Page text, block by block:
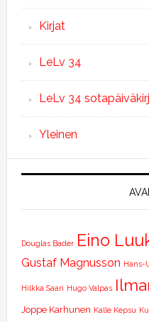
Kirjat
LeLv 34
LeLv 34
Yleinen
Douglas Bader Eino
Gustaf Magnusson Hans-
Hilkka Saari Hugo Valpas
Joppe Karhunen Kalle Kepsu